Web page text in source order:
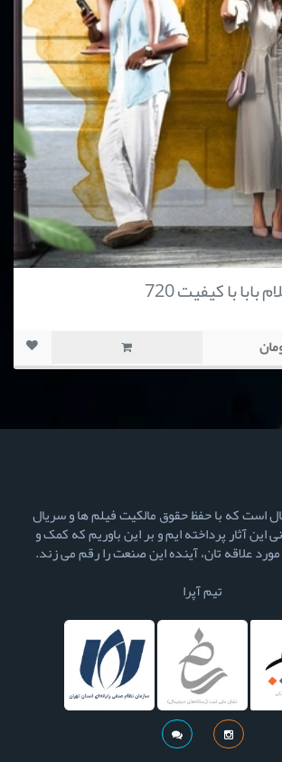
با کیفیت 720
است که با حفظ حقوق مالکیت فیلم ها و سریال
این آثار پرداخته ایم و بر این باوریم که کمک و
مورد علاقه تان، آینده این صنعت را رقم می زند.
تیم آپرا